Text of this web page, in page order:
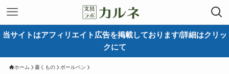
当サイトはアフィリエイト広告を掲載しております/詳細はクリッ
クにて
ホーム 書くもの ボールペン